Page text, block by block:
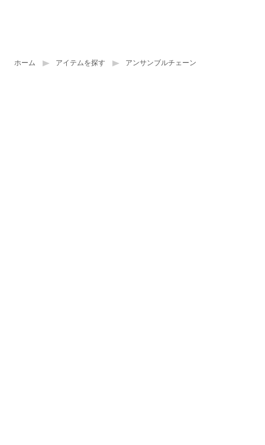
ホーム アイテムを探す アンサンブルチェーン